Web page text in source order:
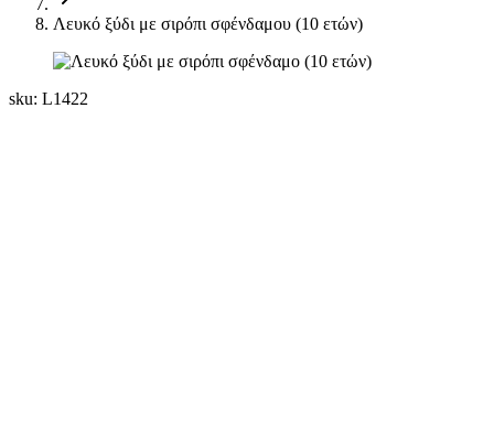
Λευκό ξύδι με σιρόπι σφένδαμου (10 ετών)
sku: L1422